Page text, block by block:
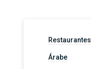
Restaurantes
Árabe